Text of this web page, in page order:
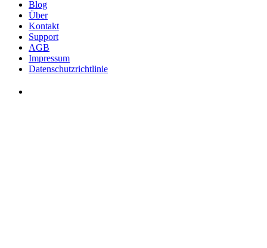
Blog
Über
Kontakt
Support
AGB
Impressum
Datenschutzrichtlinie